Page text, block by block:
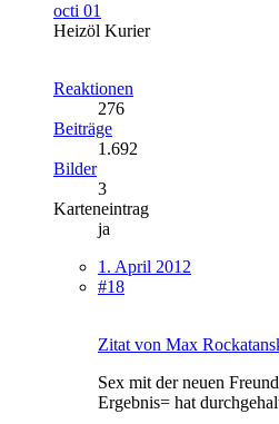
octi 01
Heizöl Kurier
Reaktionen
276
Beiträge
1.692
Bilder
3
Karteneintrag
ja
1. April 2012
#18
Zitat von Max
Sex mit der neuen
Ergebnis= hat